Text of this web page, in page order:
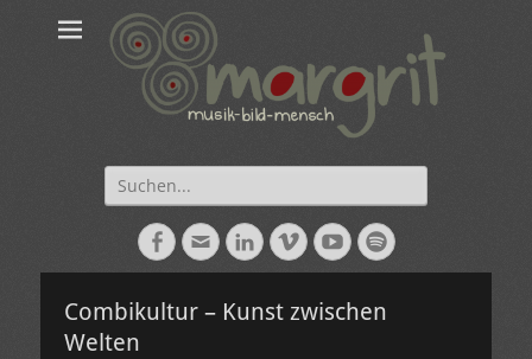
Suche
nach:
Facebook
E-
Mail
LinkedIn
VimeoYouTubeSpotify
Combikultur – Kunst zwischen
Welten